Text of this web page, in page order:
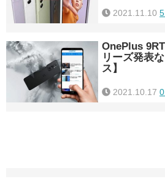
2021.11.10
OnePlus
リーズ発表
ス】
2021.10.17